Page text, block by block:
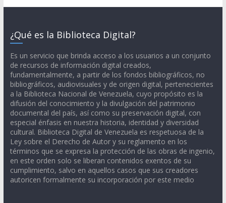
¿Qué es la Biblioteca Digital?
Es un servicio que brinda acceso a los usuarios a un conjunto
de recursos de información digital creados,
fundamentalmente, a partir de los fondos bibliográficos, no
bibliográficos, audiovisuales y de origen digital, pertenecientes
a la Biblioteca Nacional de Venezuela, cuyo propósito es la
difusión del conocimiento y la divulgación del patrimonio
documental del país, así como su preservación digital, con
especial énfasis en nuestra historia, identidad y diversidad
cultural. Biblioteca Digital de Venezuela es respetuosa de la
Ley sobre el Derecho de Autor y su reglamento en los
términos que se expresa la protección de las obras de ingenio,
en este orden solo se liberan contenidos exentos de su
cumplimiento, salvo en aquellos casos que sus creadores
autoricen formalmente su incorporación por este medio